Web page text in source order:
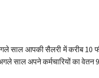
साल आपकी सैलरी में करीब 10
अगले साल अपने कर्मचारियों का वेतन